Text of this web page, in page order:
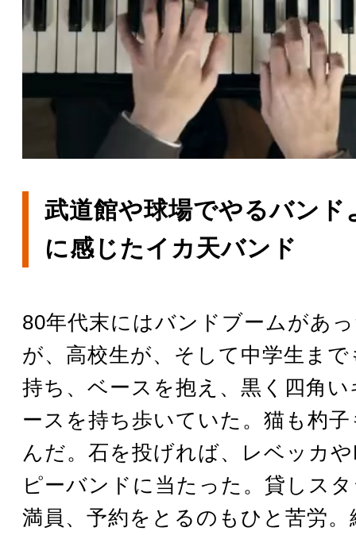
武道館や球場でやるバンド
に感じたイカ天バンド
80年代末にはバンドブームがあ
が、高校生が、そして中学生ま
持ち、ベースを抱え、黒く四角
ースを持ち歩いていた。猫も杓
んだ。石を投げれば、レベッカ
ピーバンドに当たった。貸しス
満員、予約をとるのもひと苦労